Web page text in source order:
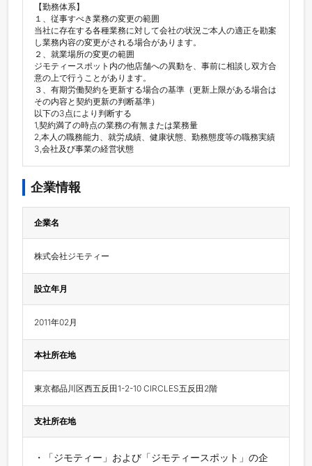
【勤務体系】
１、従事すべき業務の変更の範囲
当社に存在する各種業務に対して会社の状況ご本人の適正を勘案
し業務内容の変更がされる場合があります。
２、就業場所の変更の範囲
ジモティースポット内の他店舗への異動を、事前に相談し双方合
意の上で行うことがあります。
３、有期労働契約を更新する場合の基準（更新上限がある場合は
その内容と契約更新の判断基準）
以下の3点により判断する
1,契約満了の時点の業務の有無または業務量
2,本人の職務能力、就労成績、健康状態、勤務態度等の職務実績
3,会社及び事業の経営状態
企業情報
企業名
株式会社ジモティー
設立年月
2011年02月
本社所在地
東京都品川区西五反田1-2-10 CIRCLES五反田2階
支社所在地
・「ジモティー」および「ジモティースポット」の企